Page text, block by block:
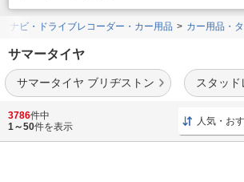
ナビ・ドライブレコーダー・カー用品 カー用品・
サマータイヤ
サマータイヤ ブリヂストン スタッ
おすすめのサマータイヤが勢揃い。ブリヂストンやダンロ
が豊富、バイク用も充実。空気圧チェッカーも。
3786件中
1～50件を表示 人気・お